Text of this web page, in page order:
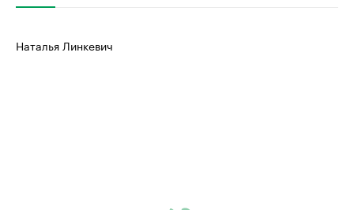
Наталья Линкевич